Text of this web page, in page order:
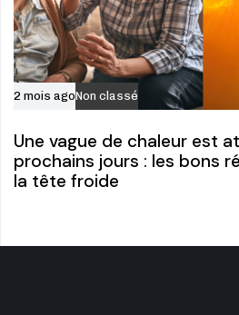
2 mois agoNon classé
Une vague de chaleur est
prochains jours : les bons
la tête froide